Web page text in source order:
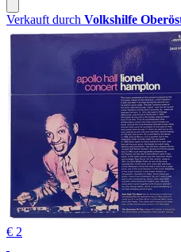
Verkauft durch Volkshilfe
€ 2